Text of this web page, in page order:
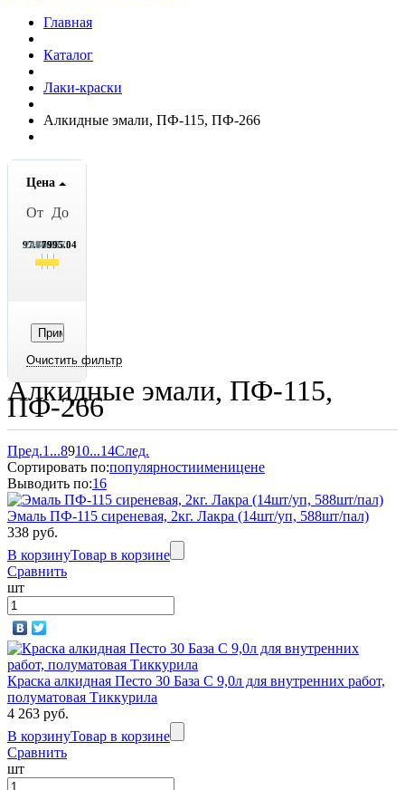
Главная
Каталог
Лаки-краски
Алкидные эмали, ПФ-115, ПФ-266
Цена
От До
97.75
2071.75
4046.75
6020.75
7995.04
Алкидные эмали, ПФ-115,
ПФ-266
Пред.1 ...8910...14След.
Сортировать по:популярностиименицене
Выводить по:16
Эмаль ПФ-115 сиреневая, 2кг. Лакра (14шт/уп, 588шт/пал)
338 руб.
В корзинуТовар в корзине
Сравнить
шт
Краска алкидная Песто 30 База С 9,0л для внутренних работ,
полуматовая Тиккурила
4 263 руб.
В корзинуТовар в корзине
Сравнить
шт